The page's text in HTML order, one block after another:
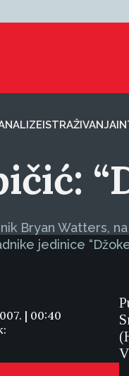
ISTRAŽIVANJA
Bryan Watters,
jedinice
| 00:40